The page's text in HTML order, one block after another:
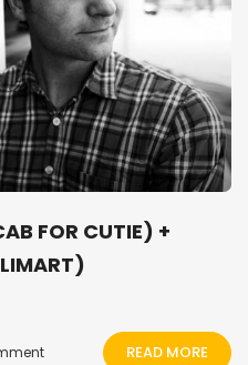
FOR CUTIE) +
READ MORE